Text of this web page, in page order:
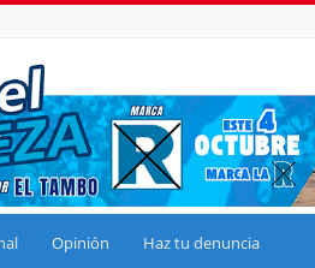
Opinión Haz tu denuncia